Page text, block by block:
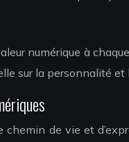
numérique à
sur la personnalité et
de vie et